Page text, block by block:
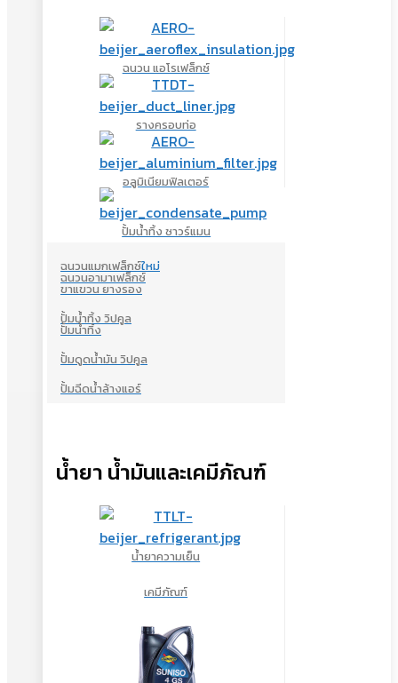
ฉนวน แอโรเฟล็กซ์
รางครอบท่อ
อลูมิเนียมฟิลเตอร์
ปั้มน้ำทิ้ง ซาวร์แมน
ฉนวนแมกเฟล็กซ์ใหม่
ฉนวนอามาเฟล็กซ์
ขาแขวน ยางรอง
ปั้มน้ำทิ้ง วิปคูล
ปั้มน้ำทิ้ง
ปั้มดูดน้ำมัน วิปคูล
ปั้มฉีดน้ำล้างแอร์
น้ำยา น้ำมันและเคมีภัณฑ์
น้ำยาความเย็น
เคมีภัณฑ์